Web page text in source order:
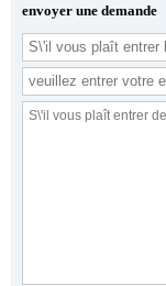
envoyer une demande